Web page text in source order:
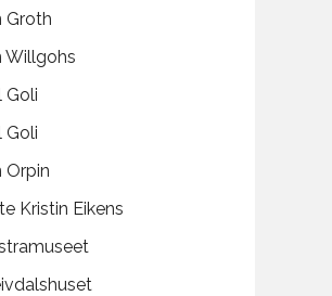
Groth
Willgohs
Goli
Goli
Orpin
Kristin Eikens